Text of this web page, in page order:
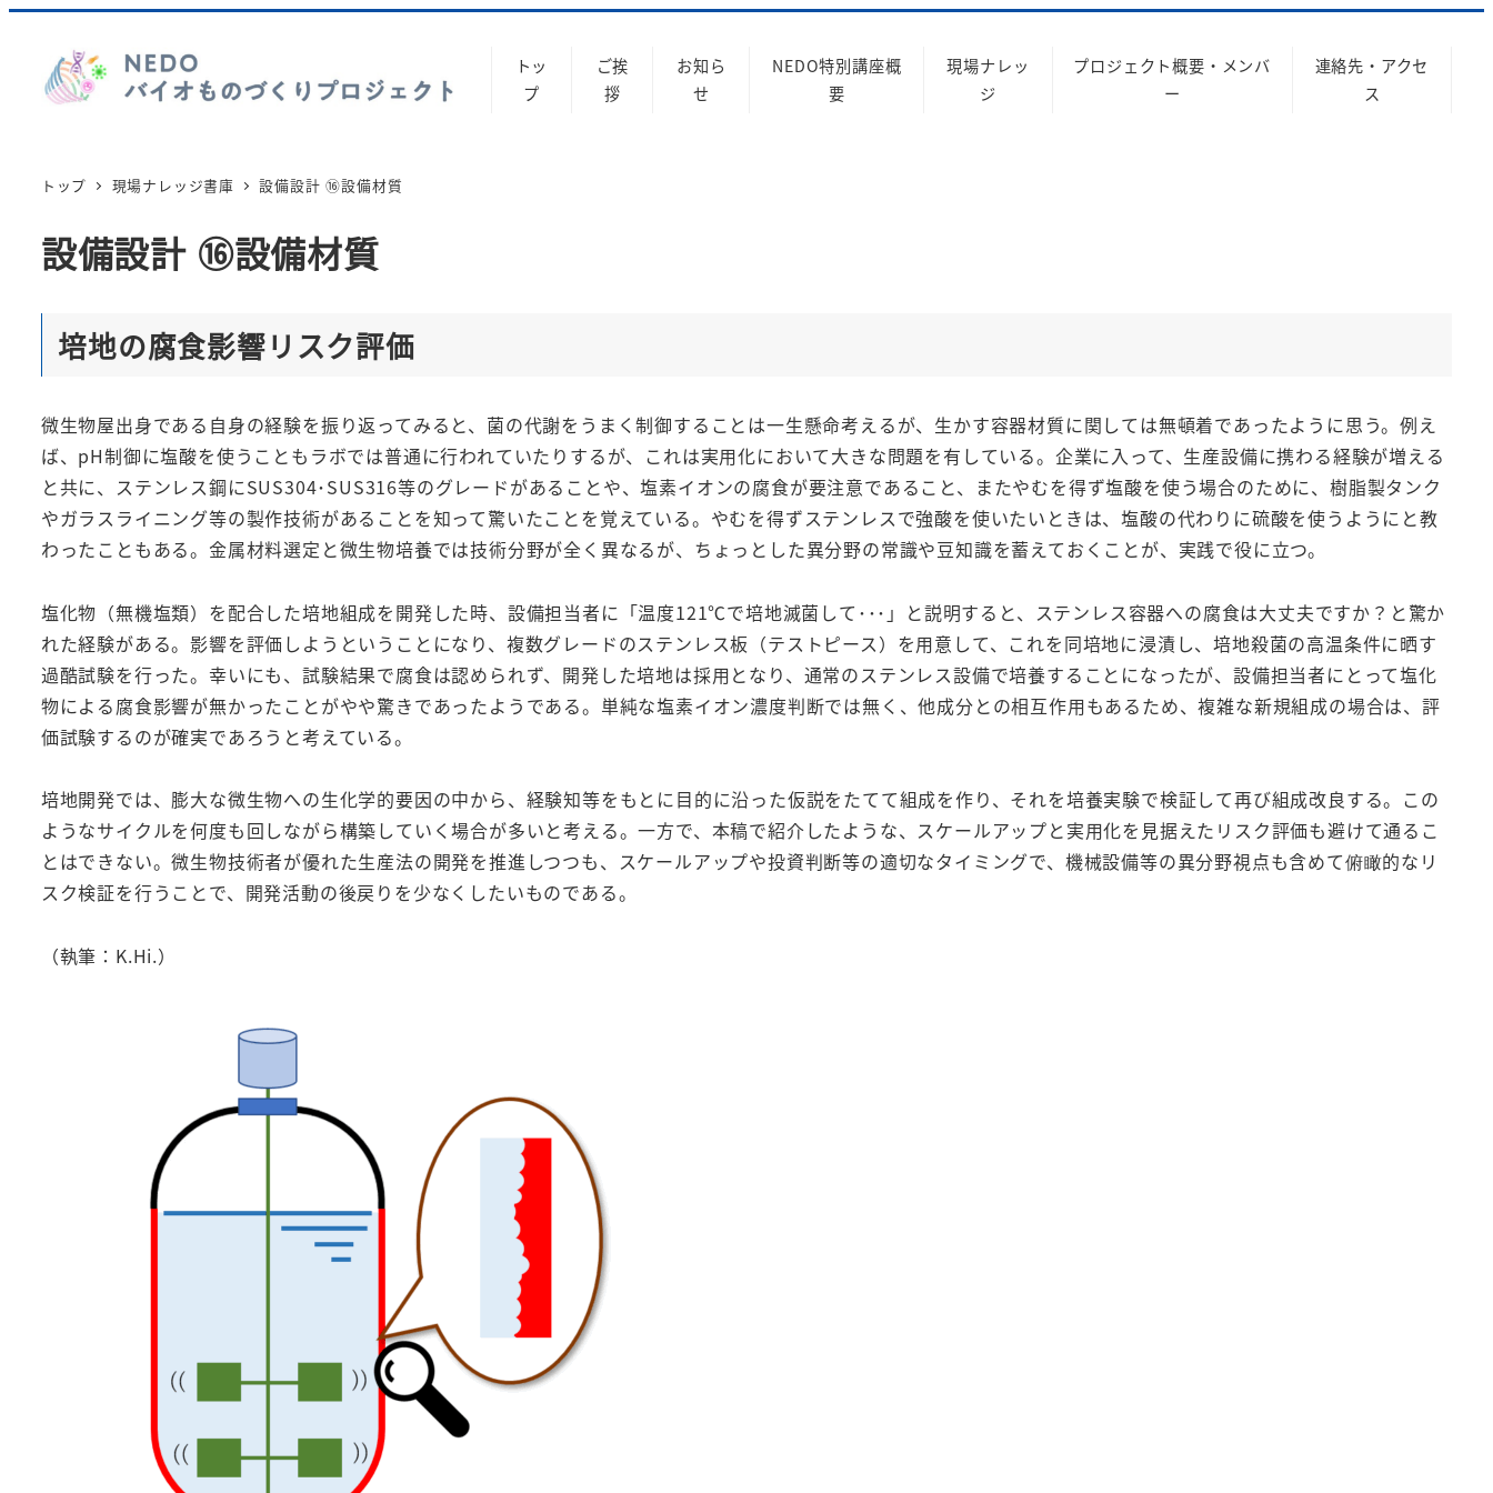
トッ
プ
ご挨
拶
お知ら
せ
NEDO特別講座概
要
現場ナレッ
ジ
プロジェクト概要・メンバ
ー
連絡先・アクセ
ス
トップ 現場ナレッジ書庫 設備設計 ⑯設備材質
設備設計 ⑯設備材質
培地の腐食影響リスク評価
微生物屋出身である自身の経験を振り返ってみると、菌の代謝をうまく制御することは一生懸命考えるが、生かす容器材質に関しては無頓着であったように思う。例え
ば、pH制御に塩酸を使うこともラボでは普通に行われていたりするが、これは実用化において大きな問題を有している。企業に入って、生産設備に携わる経験が増える
と共に、ステンレス鋼にSUS304･SUS316等のグレードがあることや、塩素イオンの腐食が要注意であること、またやむを得ず塩酸を使う場合のために、樹脂製タンク
やガラスライニング等の製作技術があることを知って驚いたことを覚えている。やむを得ずステンレスで強酸を使いたいときは、塩酸の代わりに硫酸を使うようにと教
わったこともある。金属材料選定と微生物培養では技術分野が全く異なるが、ちょっとした異分野の常識や豆知識を蓄えておくことが、実践で役に立つ。
塩化物（無機塩類）を配合した培地組成を開発した時、設備担当者に「温度121℃で培地滅菌して･･･」と説明すると、ステンレス容器への腐食は大丈夫ですか？と驚か
れた経験がある。影響を評価しようということになり、複数グレードのステンレス板（テストピース）を用意して、これを同培地に浸漬し、培地殺菌の高温条件に晒す
過酷試験を行った。幸いにも、試験結果で腐食は認められず、開発した培地は採用となり、通常のステンレス設備で培養することになったが、設備担当者にとって塩化
物による腐食影響が無かったことがやや驚きであったようである。単純な塩素イオン濃度判断では無く、他成分との相互作用もあるため、複雑な新規組成の場合は、評
価試験するのが確実であろうと考えている。
培地開発では、膨大な微生物への生化学的要因の中から、経験知等をもとに目的に沿った仮説をたてて組成を作り、それを培養実験で検証して再び組成改良する。この
ようなサイクルを何度も回しながら構築していく場合が多いと考える。一方で、本稿で紹介したような、スケールアップと実用化を見据えたリスク評価も避けて通るこ
とはできない。微生物技術者が優れた生産法の開発を推進しつつも、スケールアップや投資判断等の適切なタイミングで、機械設備等の異分野視点も含めて俯瞰的なリ
スク検証を行うことで、開発活動の後戻りを少なくしたいものである。
（執筆：K.Hi.）